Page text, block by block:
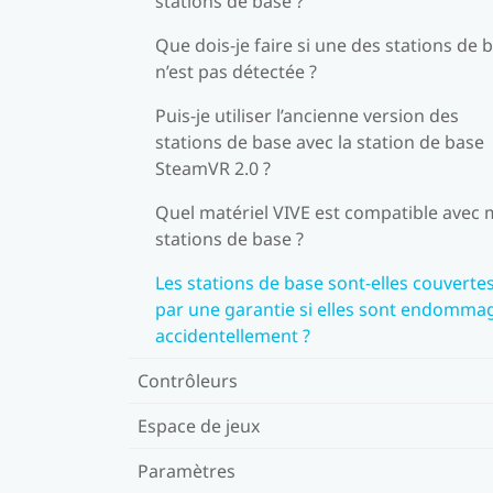
Que dois-je faire si une des stations de
n’est pas détectée ?
Puis-je utiliser l’ancienne version des
stations de base avec la station de base
SteamVR 2.0 ?
Quel matériel VIVE est compatible avec
stations de base ?
Les stations de base sont-elles couvertes
par une garantie si elles sont
accidentellement ?
Contrôleurs
Espace de jeux
Paramètres